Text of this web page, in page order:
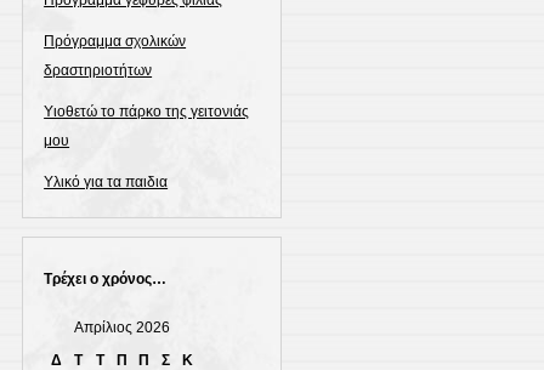
Πρόγραμμα σχολικών
δραστηριοτήτων
Υιοθετώ το πάρκο της γειτονιάς
μου
Υλικό για τα παιδια
Τρέχει ο χρόνος…
Απρίλιος 2026
Δ
Τ Τ Π Π Σ
Κ